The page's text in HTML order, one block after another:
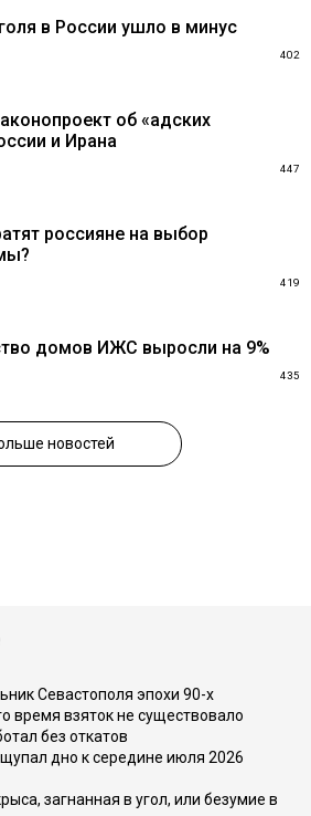
в России ушло в минус
402
об «адских
и Ирана
447
россияне на выбор
419
домов ИЖС выросли на 9%
435
новостей
Севастополя эпохи 90-х
время взяток не существовало
без откатов
дно к середине июля 2026
загнанная в угол, или безумие в